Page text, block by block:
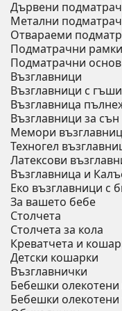
Дървени
Метални
Отвараеми
Подматрачни рамки
Подматрачни
Възглавници
Възглавници с
Възглавница
Възглавници за сън
Мемори
Техногел
Латексови
Възглавница и
Еко възглавници с
За вашето бебе
Столчета
Столчета за кола
Креватчета и
Детски кошарки
Възглавнички
Бебешки oлекотени
Бебешки олекотени